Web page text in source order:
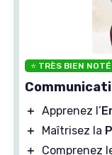
⭐ TRÈS BIEN NOTÉ
＋ Apprenez l’
＋
Maîtrisez la
＋
Comprenez